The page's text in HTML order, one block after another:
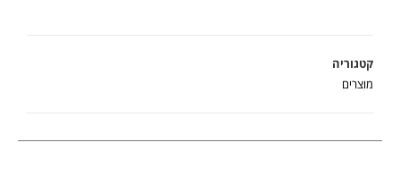
קטגוריה
מוצרים